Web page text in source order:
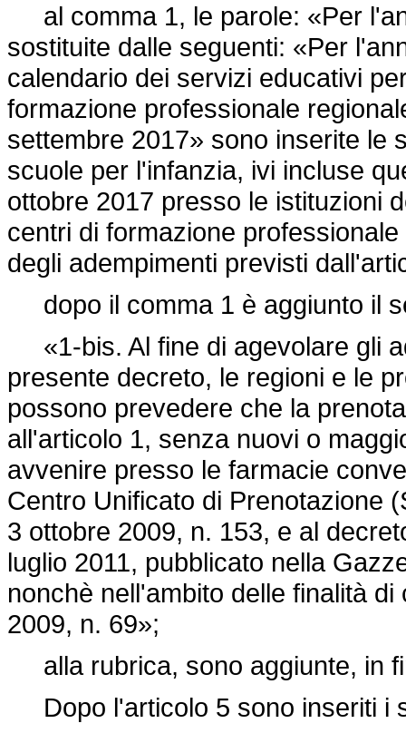
al comma 1, le parole: «Per
sostituite dalle seguenti: «Per
calendario dei servizi educativi
formazione professionale
settembre 2017» sono inserite le
scuole per l'infanzia, ivi incluse
ottobre 2017 presso le istituzioni
centri di formazione
degli adempimenti previsti
dopo il comma 1 è aggiunto il
«1-bis. Al fine di agevolare gli
presente decreto, le regioni e le
possono prevedere che la
all'articolo 1, senza nuovi o
avvenire presso le farmacie
Centro Unificato di Prenotazione
3 ottobre 2009, n. 153, e al
luglio 2011, pubblicato nella
nonchè nell'ambito delle finalità
2009, n. 69»;
alla rubrica, sono aggiunte, in
Dopo l'articolo 5 sono inseriti i